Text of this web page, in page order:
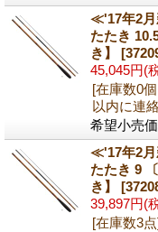
≪'17年2月
たたき
き】
45,045円(
[在庫数0
以内に連
希望小売
≪'17年2月
たたき 9
き】
39,897円(
[在庫数3